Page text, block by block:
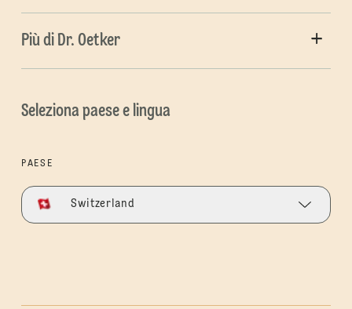
Più di Dr. Oetker
Seleziona paese e lingua
PAESE
Switzerland